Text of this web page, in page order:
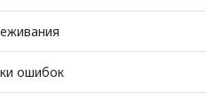
ошибок